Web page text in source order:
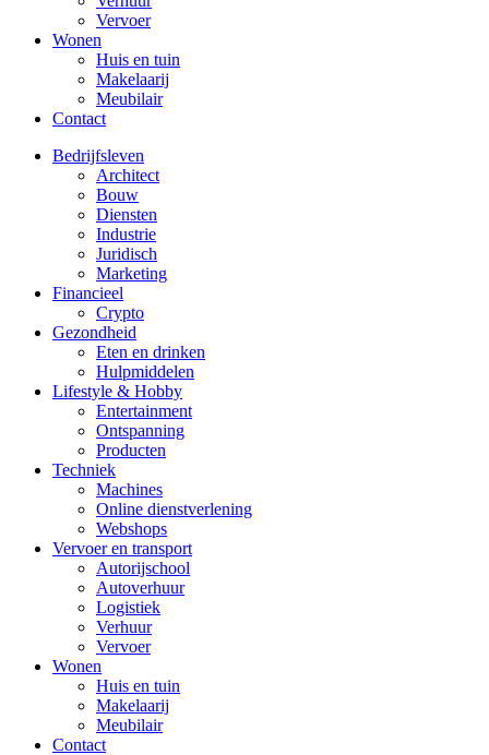
Vervoer
Wonen
Huis en tuin
Makelaarij
Meubilair
Contact
Bedrijfsleven
Architect
Bouw
Diensten
Industrie
Juridisch
Marketing
Financieel
Crypto
Gezondheid
Eten en drinken
Hulpmiddelen
Lifestyle & Hobby
Entertainment
Ontspanning
Producten
Techniek
Machines
Online dienstverlening
Webshops
Vervoer en transport
Autorijschool
Autoverhuur
Logistiek
Verhuur
Vervoer
Wonen
Huis en tuin
Makelaarij
Meubilair
Contact